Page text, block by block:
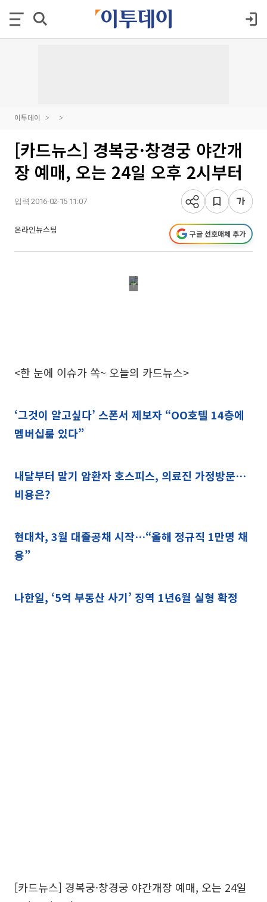
이투데이
[카드뉴스] 경복궁·창경궁 야간개
장 예매, 오는 24일 오후 2시부터
입력 2016-02-15 11:07
온라인뉴스팀 구글 선호매체 추가
<한 눈에 이슈가 쏙~ 오늘의 카드뉴스>
‘그것이 알고싶다’ 스폰서 제보자 “OO호텔 14층에
멤버십룸 있다”
내달부터 말기 암환자 호스피스, 의료진 가정방문…
비용은?
현대차, 3월 대졸공채 시작…“올해 정규직 1만명 채
용”
나한일, ‘5억 부동산 사기’ 징역 1년6월 실형 확정
[카드뉴스] 경복궁·창경궁 야간개장 예매, 오는 24일